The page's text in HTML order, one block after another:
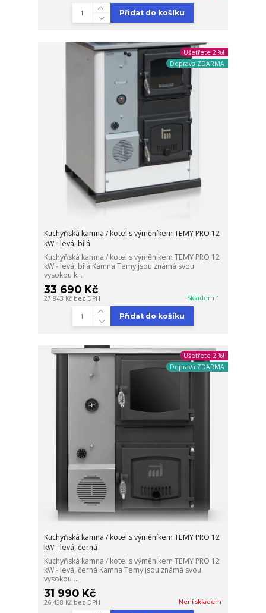
Přidat do košíku
Ušetřete 2 %!
Doprava ZDARMA
Kuchyňská kamna / kotel s výměníkem TEMY PRO 12
kW - levá, bílá
Kuchyňská kamna / kotel s výměníkem TEMY PRO 12
kW - levá, bílá Kamna Temy jsou známá svou
vysokou k...
33 690 Kč
27 843 Kč bez DPH Skladem 1
Přidat do košíku
Ušetřete 2 %!
Doprava ZDARMA
Kuchyňská kamna / kotel s výměníkem TEMY PRO 12
kW - levá, černá
Kuchyňská kamna / kotel s výměníkem TEMY PRO 12
kW - levá, černá Kamna Temy jsou známá svou
vysokou ...
31 990 Kč
26 438 Kč bez DPH Není skladem